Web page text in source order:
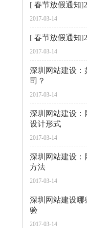
[ 春节放假通知
2017-03-14
[ 春节放假通知
2017-03-14
深圳网站建设：
司？
2017-03-14
深圳网站建设
设计形式
2017-03-14
深圳网站建设：
方法
2017-03-14
深圳网站建设
验
2017-03-14